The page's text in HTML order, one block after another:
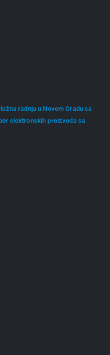
radnja u Novom Gradu sa
elektronskih proizvoda sa